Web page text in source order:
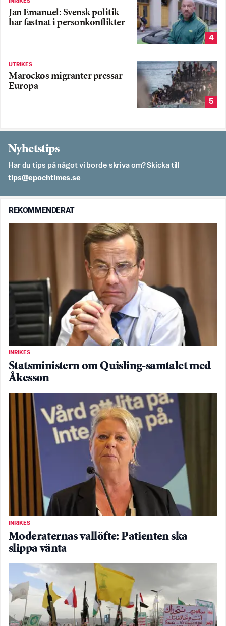
Jan Emanuel: Svensk politik
har fastnat i personkonflikter
4
UTRIKES
Marockos migranter pressar
Europa
5
Nyhetstips
Har du tips på något vi borde skriva om? Skicka till
es.semithcope@spit
REKOMMENDERAT
INRIKES
Statsministern om Quisling-samtalet med
Åkesson
INRIKES
Moderaternas vallöfte: Patienten ska
slippa vänta